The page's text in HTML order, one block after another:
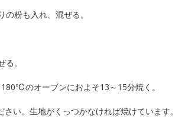
粉も入れ、混ぜる。
。
のオーブンにおよそ13～15分焼く。
い。生地がくっつかなければ焼けています。